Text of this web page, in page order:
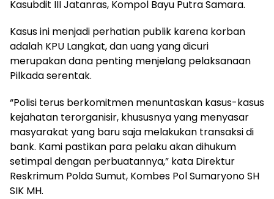
Kasubdit III Jatanras, Kompol Bayu Putra Samara.
Kasus ini menjadi perhatian publik karena korban
adalah KPU Langkat, dan uang yang dicuri
merupakan dana penting menjelang pelaksanaan
Pilkada serentak.
“Polisi terus berkomitmen menuntaskan kasus-kasus
kejahatan terorganisir, khususnya yang menyasar
masyarakat yang baru saja melakukan transaksi di
bank. Kami pastikan para pelaku akan dihukum
setimpal dengan perbuatannya,” kata Direktur
Reskrimum Polda Sumut, Kombes Pol Sumaryono SH
SIK MH.